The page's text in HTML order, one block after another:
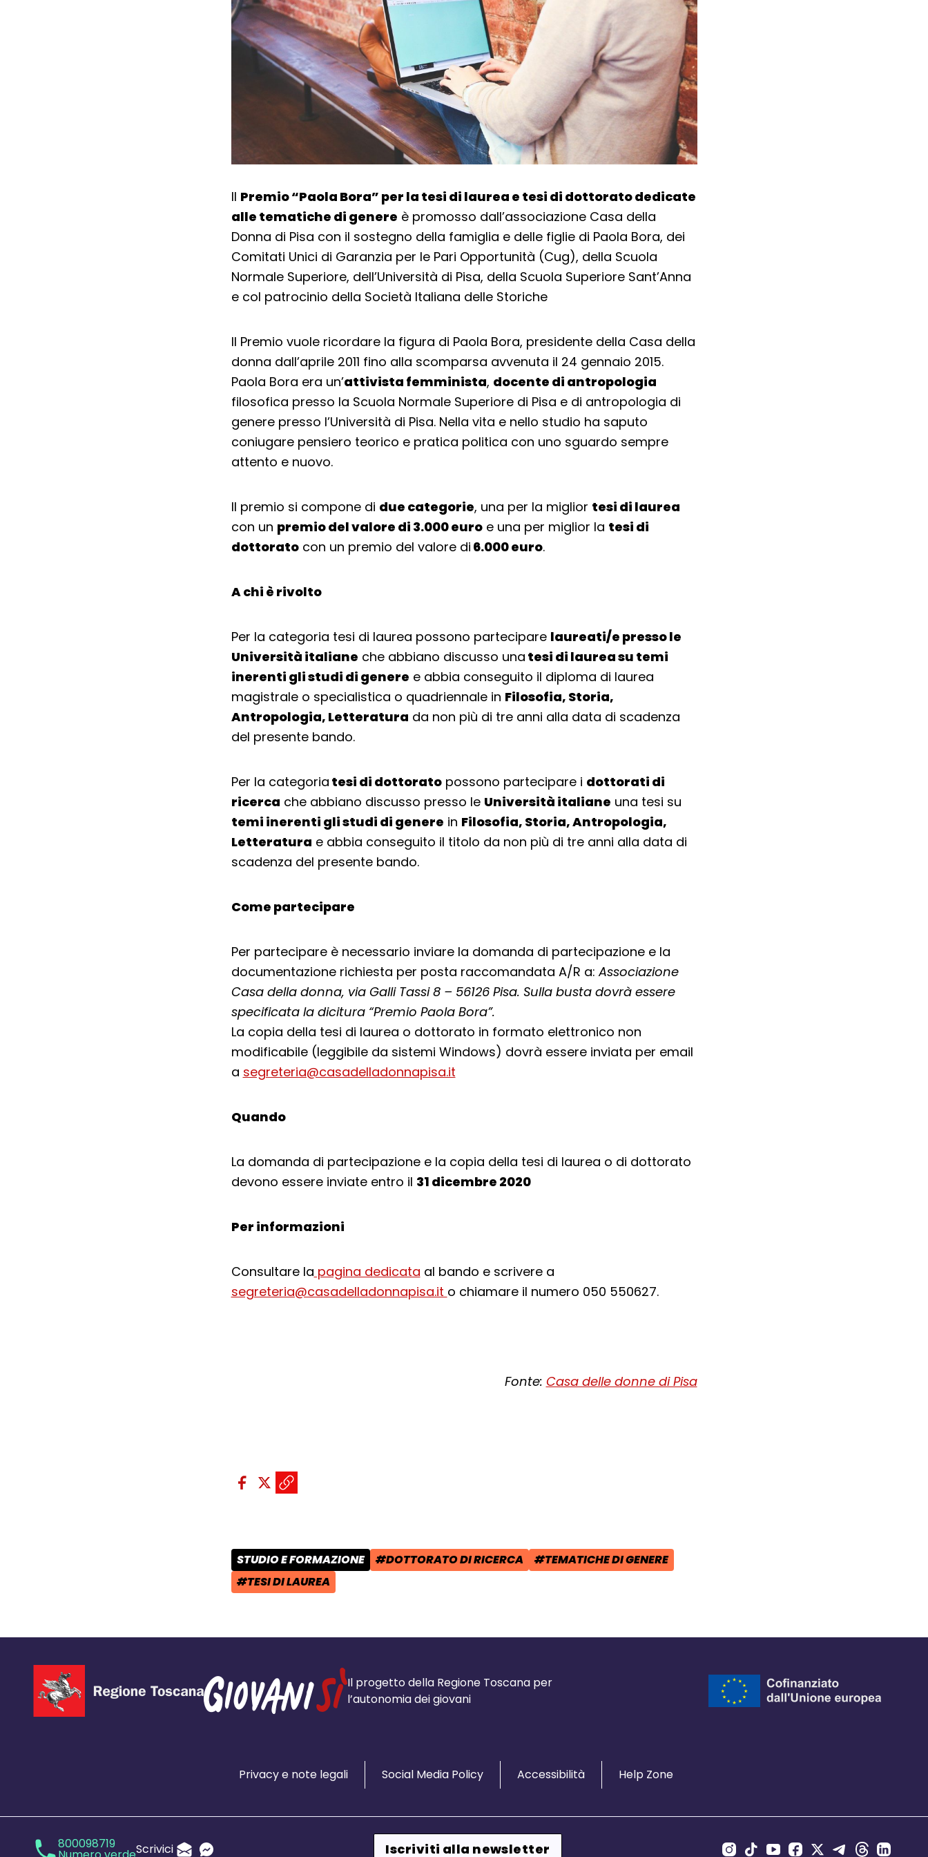
Il Premio “Paola Bora” per la tesi di laurea e tesi di dottorato dedicate
alle tematiche di genere è promosso dall’associazione Casa della
Donna di Pisa con il sostegno della famiglia e delle figlie di Paola Bora, dei
Comitati Unici di Garanzia per le Pari Opportunità (Cug), della Scuola
Normale Superiore, dell’Università di Pisa, della Scuola Superiore Sant’Anna
e col patrocinio della Società Italiana delle Storiche
Il Premio vuole ricordare la figura di Paola Bora, presidente della Casa della
donna dall’aprile 2011 fino alla scomparsa avvenuta il 24 gennaio 2015.
Paola Bora era un’attivista femminista, docente di antropologia
filosofica presso la Scuola Normale Superiore di Pisa e di antropologia di
genere presso l’Università di Pisa. Nella vita e nello studio ha saputo
coniugare pensiero teorico e pratica politica con uno sguardo sempre
attento e nuovo.
Il premio si compone di due categorie, una per la miglior tesi di laurea
con un premio del valore di 3.000 euroe una per miglior la tesi di
dottoratocon un premio del valore di 6.000 euro.
A chi è rivolto
Per la categoria tesi di laurea possono partecipare laureati/e presso le
Università italiane che abbiano discusso una tesi di laurea su temi
inerenti gli studi di genere e abbia conseguito il diploma di laurea
magistrale o specialistica o quadriennale in Filosofia, Storia,
Antropologia, Letteratura da non più di tre anni alla data di scadenza
del presente bando.
Per la categoria tesi di dottoratopossono partecipare i dottorati di
ricerca che abbiano discusso presso le Università italiane una tesi su
temi inerenti gli studi di genere in Filosofia, Storia, Antropologia,
Letteratura e abbia conseguito il titolo da non più di tre anni alla data di
scadenza del presente bando.
Come partecipare
Per partecipare è necessario inviare la domanda di partecipazione e la
documentazione richiesta per posta raccomandata A/R a:Associazione
Casa della donna, via Galli Tassi 8 – 56126 Pisa. Sulla busta dovrà essere
specificata la dicitura “Premio Paola Bora”.
La copia della tesi di laurea o dottorato in formato elettronico non
modificabile (leggibile da sistemi Windows) dovrà essere inviata per email
a segreteria@casadelladonnapisa.it
Quando
La domanda di partecipazione e la copia della tesi di laurea o di dottorato
devono essere inviate entro il 31 dicembre 2020
Per informazioni
Consultare la pagina dedicata al bando e scrivere a
segreteria@casadelladonnapisa.it o chiamare il numero 050 550627.
Fonte: Casa delle donne di Pisa
Condividi sui social:
Condividi su Facebook - apre una nuova finestra del browser
Condividi su X - apre una nuova finestra del browser
Copia il link e condividi - apre una nuova finestra del browser
CATEGORIA POST:
STUDIO E FORMAZIONE TAG:
#DOTTORATO DI RICERCA TAG:
#TEMATICHE DI GENERE
TAG:
#TESI DI LAUREA
Il progetto della Regione Toscana per
l’autonomia dei giovani
Privacy e note legali Social Media Policy Accessibilità Help Zone
800098719 Scrivici Iscriviti alla newsletter Canali Social